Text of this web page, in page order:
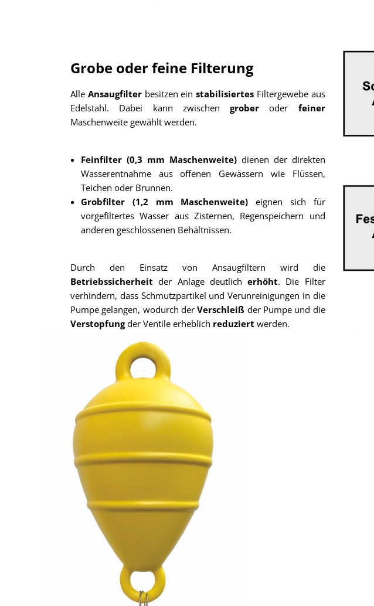
Grobe oder feine Filterung
Alle Ansaugfilter besitzen ein stabilisiertes Filtergewebe aus
Edelstahl. Dabei kann zwischen groberoder feiner
Maschenweite gewählt werden.
Feinfilter (0,3 mm Maschenweite)dienen der direkten
Wasserentnahme aus offenen Gewässern wie Flüssen,
Teichen oder Brunnen.
Grobfilter (1,2 mm Maschenweite) eignen sich für
vorgefiltertes Wasser aus Zisternen, Regenspeichern und
anderen geschlossenen Behältnissen.
Durch den Einsatz von Ansaugfiltern wird die
Betriebssicherheitder Anlage deutlich erhöht. Die Filter
verhindern, dass Schmutzpartikel und Verunreinigungen in die
Pumpe gelangen, wodurch derVerschleiß der Pumpe und die
Verstopfungder Ventile erheblich reduziert werden.